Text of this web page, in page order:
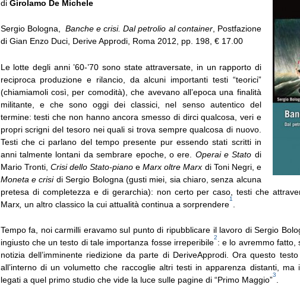
di Girolamo De Michele
Sergio Bologna, Banche e crisi. Dal petrolio al container, Postfazione
di Gian Enzo Duci, Derive Approdi, Roma 2012, pp. 198, € 17.00
Le lotte degli anni ’60-’70 sono state attraversate, in un rapporto di
reciproca produzione e rilancio, da alcuni importanti testi “teorici”
(chiamiamoli così, per comodità), che avevano all’epoca una finalità
militante, e che sono oggi dei classici, nel senso autentico del
termine: testi che non hanno ancora smesso di dirci qualcosa, veri e
propri scrigni del tesoro nei quali si trova sempre qualcosa di nuovo.
Testi che ci parlano del tempo presente pur essendo stati scritti in
anni talmente lontani da sembrare epoche, o ere. Operai e Stato di
Mario Tronti, Crisi dello Stato-pianoeMarx oltre Marx di Toni Negri, e
Moneta e crisidi Sergio Bologna (gusti miei, sia chiaro, senza alcuna
pretesa di completezza e di gerarchia): non certo per caso, testi che
Marx, un altro classico la cui attualità continua a sorprendere
1
Tempo fa, noi carmilli eravamo sul punto di ripubblicare il lavoro di Sergio
ingiusto che un testo di tale importanza fosse irreperibile
2
: e lo avremmo fatto,
notizia dell’imminente riedizione da parte di DeriveApprodi. Ora questo
all’interno di un volumetto che raccoglie altri testi in apparenza distanti, ma
legati a quel primo studio che vide la luce sulle pagine di “Primo Maggio”
3